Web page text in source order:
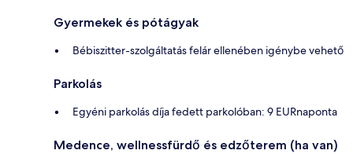
Gyermekek és pótágyak
Bébiszitter-szolgáltatás felár ellenében igénybe vehető
Parkolás
Egyéni parkolás díja fedett parkolóban: 9 EURnaponta
Medence, wellnessfürdő és edzőterem (ha van)